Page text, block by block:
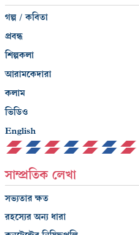
গল্প / কবিতা
প্রবন্ধ
শিল্পকলা
আরামকেদারা
কলাম
ভিডিও
English
সাম্প্রতিক লেখা
সভ্যতার ক্ষত
রহস্যের অন্য ধারা